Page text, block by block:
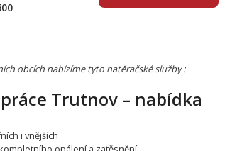
obcích nabízíme tyto natěračské služby :
Trutnov – nabídka
i vnějších